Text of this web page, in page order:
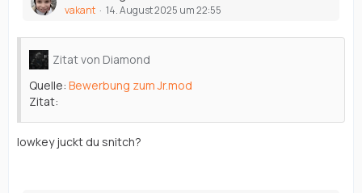
vakant 14. August 2025 um 22:55
Zitat von Diamond
Quelle: Bewerbung zum Jr.mod
Zitat:
lowkey juckt du snitch?